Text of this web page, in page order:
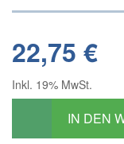
22,75 €
Inkl. 19% MwSt.
IN DEN